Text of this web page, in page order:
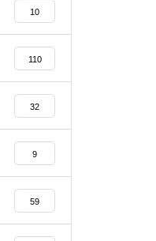
10
110
32
9
59